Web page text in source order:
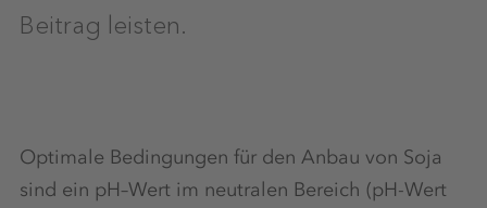
Beitrag leisten.
Optimale Bedingungen für den Anbau von Soja
sind ein pH–Wert im neutralen Bereich (pH-Wert